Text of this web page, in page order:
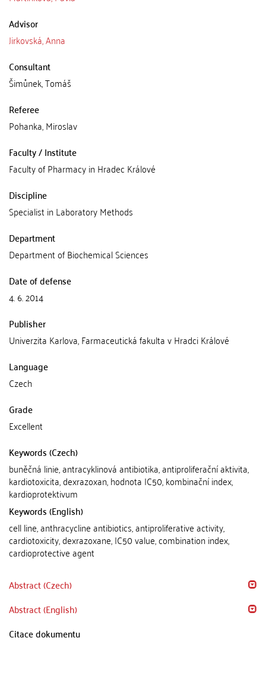
Advisor
Jirkovská, Anna
Consultant
Šimůnek, Tomáš
Referee
Pohanka, Miroslav
Faculty / Institute
Faculty of Pharmacy in Hradec Králové
Discipline
Specialist in Laboratory Methods
Department
Department of Biochemical Sciences
Date of defense
4. 6. 2014
Publisher
Univerzita Karlova, Farmaceutická fakulta v Hradci Králové
Language
Czech
Grade
Excellent
Keywords (Czech)
buněčná linie, antracyklinová antibiotika, antiproliferační aktivita,
kardiotoxicita, dexrazoxan, hodnota IC50, kombinační index,
kardioprotektivum
Keywords (English)
cell line, anthracycline antibiotics, antiproliferative activity,
cardiotoxicity, dexrazoxane, IC50 value, combination index,
cardioprotective agent
Abstract (Czech)
Abstract (English)
Citace dokumentu